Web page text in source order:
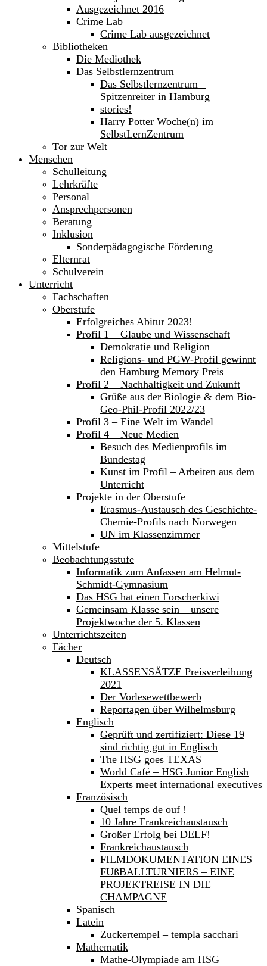
Ausgezeichnet 2016
Crime Lab
Crime Lab ausgezeichnet
Bibliotheken
Die Mediothek
Das Selbstlernzentrum
Das Selbstlernzentrum –
Spitzenreiter in Hamburg
stories!
Harry Potter Woche(n) im
SelbstLernZentrum
Tor zur Welt
Menschen
Schulleitung
Lehrkräfte
Personal
Ansprechpersonen
Beratung
Inklusion
Sonderpädagogische Förderung
Elternrat
Schulverein
Unterricht
Fachschaften
Oberstufe
Erfolgreiches Abitur 2023!
Profil 1 – Glaube und Wissenschaft
Demokratie und Religion
Religions- und PGW-Profil gewinnt
den Hamburg Memory Preis
Profil 2 – Nachhaltigkeit und Zukunft
Grüße aus der Biologie & dem Bio-
Geo-Phil-Profil 2022/23
Profil 3 – Eine Welt im Wandel
Profil 4 – Neue Medien
Besuch des Medienprofils im
Bundestag
Kunst im Profil – Arbeiten aus dem
Unterricht
Projekte in der Oberstufe
Erasmus-Austausch des Geschichte-
Chemie-Profils nach Norwegen
UN im Klassenzimmer
Mittelstufe
Beobachtungsstufe
Informatik zum Anfassen am Helmut-
Schmidt-Gymnasium
Das HSG hat einen Forscherkiwi
Gemeinsam Klasse sein – unsere
Projektwoche der 5. Klassen
Unterrichtszeiten
Fächer
Deutsch
KLASSENSÄTZE Preisverleihung
2021
Der Vorlesewettbewerb
Reportagen über Wilhelmsburg
Englisch
Geprüft und zertifiziert: Diese 19
sind richtig gut in Englisch
The HSG goes TEXAS
World Café – HSG Junior English
Experts meet international executives
Französisch
Quel temps de ouf !
10 Jahre Frankreichaustausch
Großer Erfolg bei DELF!
Frankreichaustausch
FILMDOKUMENTATION EINES
FUßBALLTURNIERS – EINE
PROJEKTREISE IN DIE
CHAMPAGNE
Spanisch
Latein
Zuckertempel – templa sacchari
Mathematik
Mathe-Olympiade am HSG